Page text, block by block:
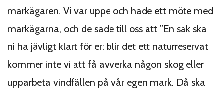
markägaren. Vi var uppe och hade ett möte med
markägarna, och de sade till oss att ”En sak ska
ni ha jävligt klart för er: blir det ett naturreservat
kommer inte vi att få avverka någon skog eller
upparbeta vindfällen på vår egen mark. Då ska